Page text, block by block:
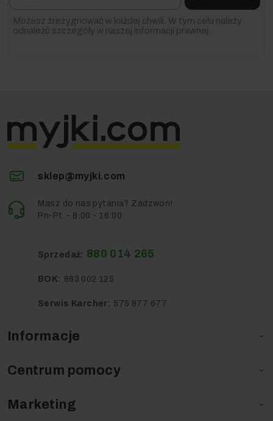
Możesz zrezygnować w każdej chwili. W tym celu należy
odnaleźć szczegóły w naszej informacji prawnej.
Informacje 
Centrum pomocy 
Marketing 
sklep@myjki.com
Masz do nas pytania? Zadzwoń!
Pn-Pt. - 8:00 - 16:00
Sprzedaż: 880 014 265
BOK: 883 002 125
Serwis Karcher: 575 877 677